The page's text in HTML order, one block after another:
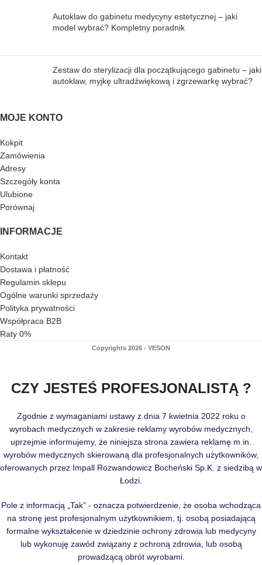
Autoklaw do gabinetu medycyny estetycznej – jaki
model wybrać? Kompletny poradnik
Zestaw do sterylizacji dla początkującego gabinetu – jaki
autoklaw, myjkę ultradźwiękową i zgrzewarkę wybrać?
MOJE KONTO
Kokpit
Zamówienia
Adresy
Szczegóły konta
Ulubione
Porównaj
INFORMACJE
Kontakt
Dostawa i płatność
Regulamin sklepu
Ogólne warunki sprzedaży
Polityka prywatności
Współpraca B2B
Raty 0%
Copyrights 2026 - YESON
CZY JESTEŚ PROFESJONALISTĄ ?
Zgodnie z wymaganiami ustawy z dnia 7 kwietnia 2022 roku o
wyrobach medycznych w zakresie reklamy wyrobów medycznych,
uprzejmie informujemy, że niniejsza strona zawiera reklamę m.in.
wyrobów medycznych skierowaną dla profesjonalnych użytkowników,
oferowanych przez Impall Rozwandowicz Bocheński Sp.K. z siedzibą w
Łodzi.
Pole z informacją „Tak” - oznacza potwierdzenie, że osoba wchodząca
na stronę jest profesjonalnym użytkownikiem, tj. osobą posiadającą
formalne wykształcenie w dziedzinie ochrony zdrowia lub medycyny
lub wykonuję zawód związany z ochroną zdrowia, lub osobą
prowadzącą obrót wyrobami.